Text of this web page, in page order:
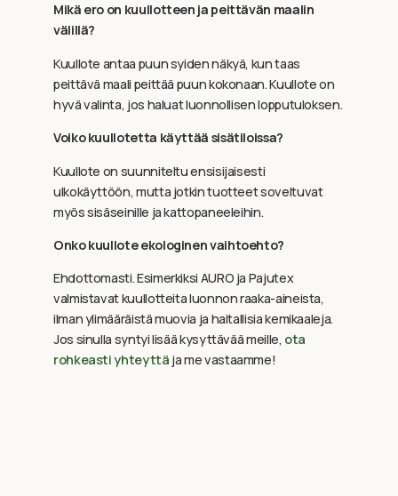
Mikä ero on kuullotteen ja peittävän maalin
välillä?
Kuullote antaa puun syiden näkyä, kun taas
peittävä maali peittää puun kokonaan. Kuullote on
hyvä valinta, jos haluat luonnollisen lopputuloksen.
Voiko kuullotetta käyttää sisätiloissa?
Kuullote on suunniteltu ensisijaisesti
ulkokäyttöön, mutta jotkin tuotteet soveltuvat
myös sisäseinille ja kattopaneeleihin.
Onko kuullote ekologinen vaihtoehto?
Ehdottomasti. Esimerkiksi AURO ja Pajutex
valmistavat kuullotteita luonnon raaka-aineista,
ilman ylimääräistä muovia ja haitallisia kemikaaleja.
Jos sinulla syntyi lisää kysyttävää meille, ota
rohkeasti yhteyttä ja me vastaamme!